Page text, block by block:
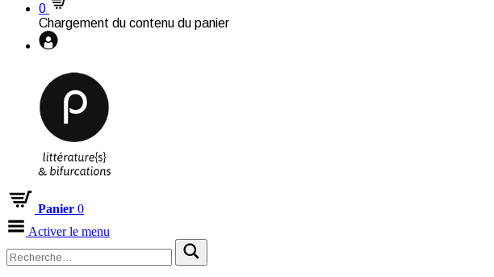
0
Chargement du contenu du panier
Panier 0
Activer le menu